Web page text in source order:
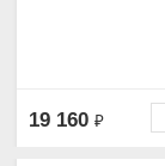
19 160 ₽